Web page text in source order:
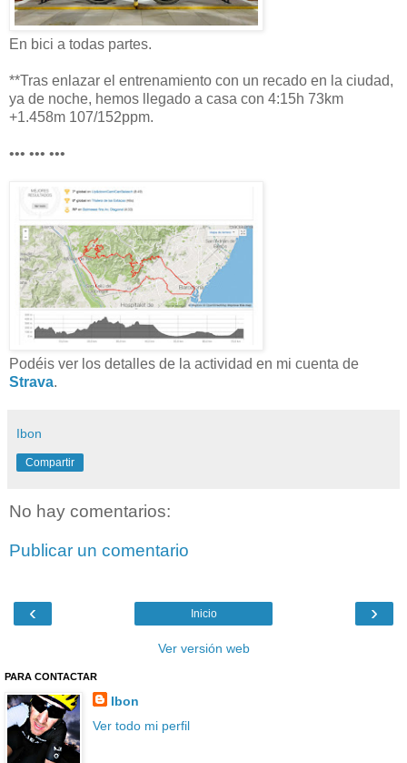
En bici a todas partes.
**Tras enlazar el entrenamiento con un recado en la ciudad,
ya de noche, hemos llegado a casa con 4:15h 73km
+1.458m 107/152ppm.
••• ••• •••
Podéis ver los detalles de la actividad en mi cuenta de
Strava.
Ibon
Compartir
No hay comentarios:
Publicar un comentario
‹ ›
Inicio
Ver versión web
PARA CONTACTAR
Ibon
Ver todo mi perfil